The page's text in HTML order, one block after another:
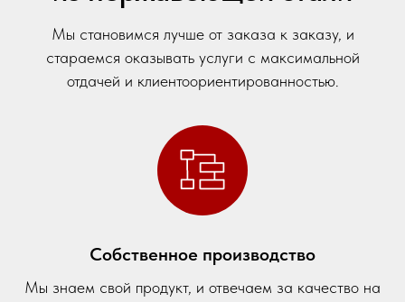
Мы становимся лучше от заказа к заказу, и
стараемся оказывать услуги с максимальной
отдачей и клиентоориентированностью.
Собственное производство
Мы знаем свой продукт, и отвечаем за качество на